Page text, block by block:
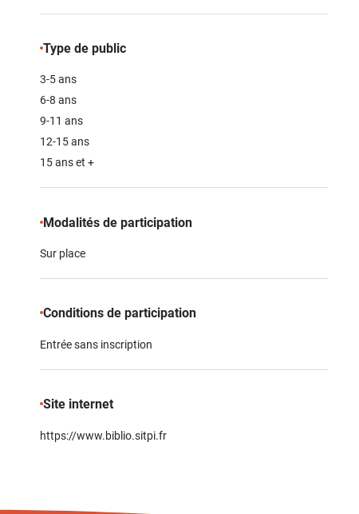
Type de public
3-5 ans
6-8 ans
9-11 ans
12-15 ans
15 ans et +
Modalités de participation
Sur place
Conditions de participation
Entrée sans inscription
Site internet
https://www.biblio.sitpi.fr